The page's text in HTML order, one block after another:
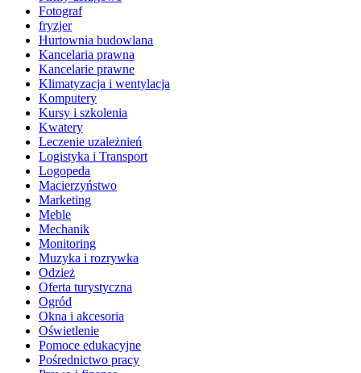
Fotograf
fryzjer
Hurtownia budowlana
Kancelaria prawna
Kancelarie prawne
Klimatyzacja i wentylacja
Komputery
Kursy i szkolenia
Kwatery
Leczenie uzależnień
Logistyka i Transport
Logopeda
Macierzyństwo
Marketing
Meble
Mechanik
Monitoring
Muzyka i rozrywka
Odzież
Oferta turystyczna
Ogród
Okna i akcesoria
Oświetlenie
Pomoce edukacyjne
Pośrednictwo pracy